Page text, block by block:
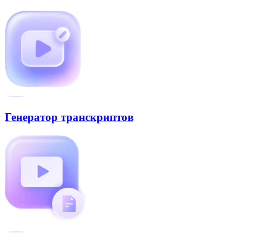
Генератор транскриптов